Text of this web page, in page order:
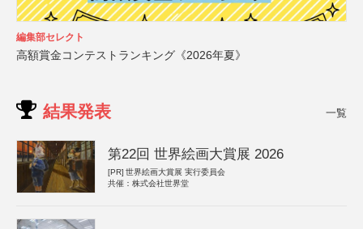
編集部セレクト
高額賞金コンテストランキング《2026年夏》
結果発表 一覧
第22回 世界絵画大賞展 2026
[PR] 世界絵画大賞展 実行委員会
共催：株式会社世界堂